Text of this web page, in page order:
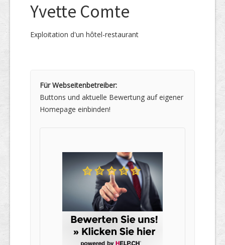
Yvette Comte
Exploitation d'un hôtel-restaurant
Für Webseitenbetreiber:
Buttons und aktuelle Bewertung auf eigener
Homepage einbinden!